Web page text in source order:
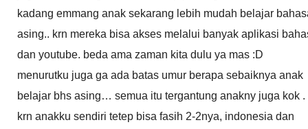
kadang emmang anak sekarang lebih mudah belajar
asing.. krn mereka bisa akses melalui banyak aplikasi
dan youtube. beda ama zaman kita dulu ya mas :D
menurutku juga ga ada batas umur berapa sebaiknya anak
belajar bhs asing… semua itu tergantung anakny juga kok .
krn anakku sendiri tetep bisa fasih 2-2nya, indonesia dan